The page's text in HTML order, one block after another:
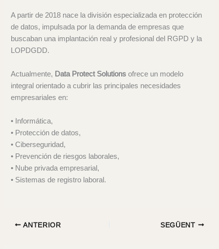
A partir de 2018 nace la división especializada en protección
de datos, impulsada por la demanda de empresas que
buscaban una implantación real y profesional del RGPD y la
LOPDGDD.
Actualmente, Data Protect Solutions ofrece un modelo
integral orientado a cubrir las principales necesidades
empresariales en:
• Informática,
• Protección de datos,
• Ciberseguridad,
• Prevención de riesgos laborales,
• Nube privada empresarial,
• Sistemas de registro laboral.
ANTERIOR SEGÜENT